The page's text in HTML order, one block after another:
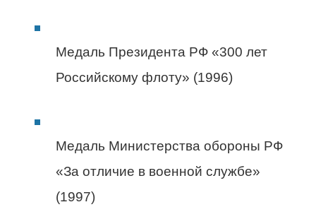
Медаль Президента РФ «300 лет
Российскому флоту» (1996)
Медаль Министерства обороны РФ
«За отличие в военной службе»
(1997)